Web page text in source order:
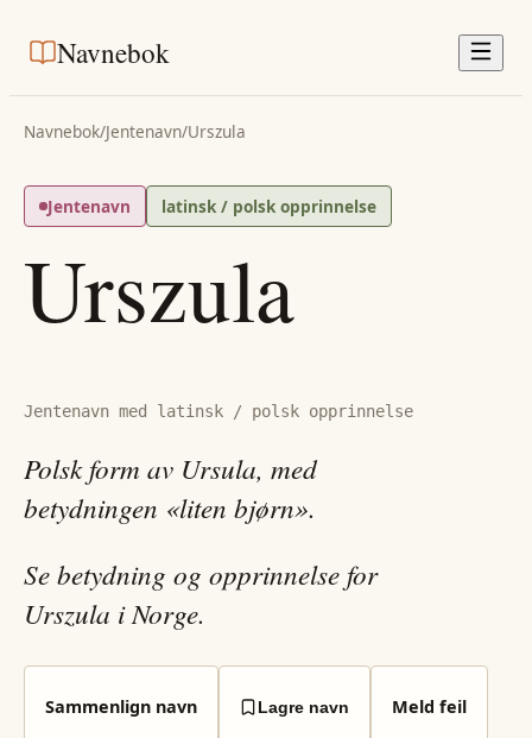
Navnebok
Navnebok/Jentenavn/Urszula
Jentenavn latinsk / polsk opprinnelse
Urszula
Jentenavn med latinsk / polsk opprinnelse
Polsk form av Ursula, med
betydningen «liten bjørn».
Se betydning og opprinnelse for
Urszula i Norge.
Sammenlign navn Lagre navn Meld feil